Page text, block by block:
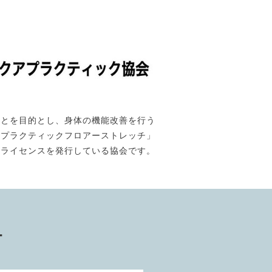
を目的とし、身体の機能改善を行う
ラクティックフロアーストレッチ」
イセンスを発行している協会です。